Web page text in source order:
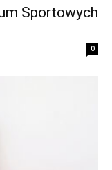
Sportowych
0